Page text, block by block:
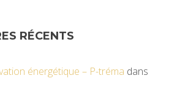
RÉCENTS
énergétique – P-tréma dans